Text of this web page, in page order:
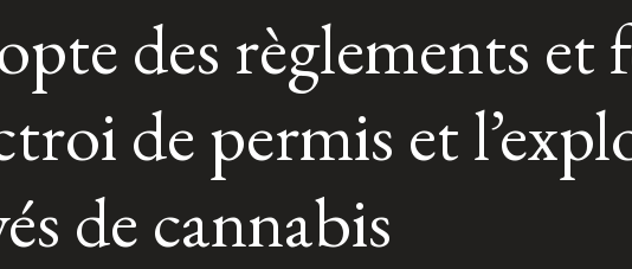
des règlements et
de permis et
de cannabis